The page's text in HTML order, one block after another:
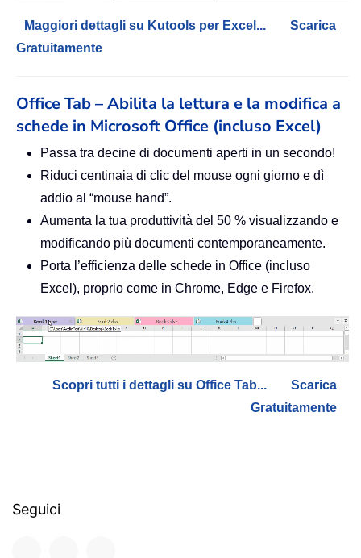
Maggiori dettagli su Kutools per Excel...
Scarica
Gratuitamente
Office Tab – Abilita la lettura e la modifica a
schede in Microsoft Office (incluso Excel)
Passa tra decine di documenti aperti in un secondo!
Riduci centinaia di clic del mouse ogni giorno e dì
addio al “mouse hand”.
Aumenta la tua produttività del 50 % visualizzando e
modificando più documenti contemporaneamente.
Porta l’efficienza delle schede in Office (incluso
Excel), proprio come in Chrome, Edge e Firefox.
Scopri tutti i dettagli su Office Tab...
Scarica
Gratuitamente
Seguici